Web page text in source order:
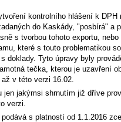
kontrolního hlášení k
do Kaskády, "posbírá" a
s tvorbou tohoto exportu,
které s touto problematikou
doklady. Tyto úpravy byly
tečka, kterou je uzavření
v této verzi 16.02.
jakýmsi shrnutím již dříve
verzi.
s platností od 1.1.2016